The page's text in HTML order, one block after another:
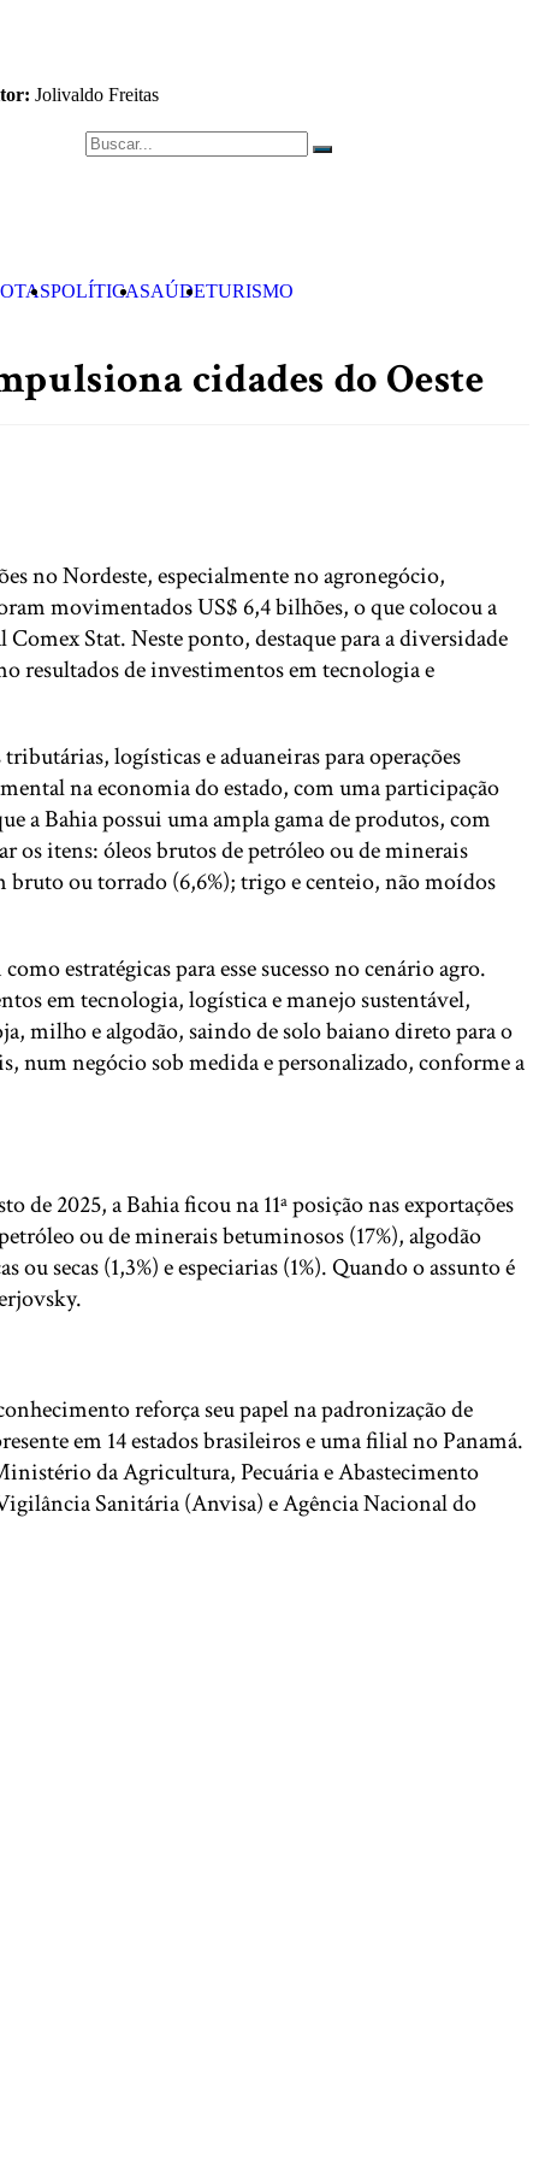
Jolivaldo Freitas
POLÍTICASAÚDETURISMO
cidades do Oeste
no Nordeste, especialmente no agronegócio,
movimentados US$ 6,4 bilhões, o que colocou a
Stat. Neste ponto, destaque para a diversidade
resultados de investimentos em tecnologia e
logísticas e aduaneiras para operações
na economia do estado, com uma participação
a Bahia possui uma ampla gama de produtos, com
os itens: óleos brutos de petróleo ou de minerais
bruto ou torrado (6,6%); trigo e centeio, não moídos
estratégicas para esse sucesso no cenário agro.
em tecnologia, logística e manejo sustentável,
milho e algodão, saindo de solo baiano direto para o
num negócio sob medida e personalizado, conforme a
2025, a Bahia ficou na 11ª posição nas exportações
ou de minerais betuminosos (17%), algodão
secas (1,3%) e especiarias (1%). Quando o assunto é
reforça seu papel na padronização de
em 14 estados brasileiros e uma filial no Panamá.
da Agricultura, Pecuária e Abastecimento
Sanitária (Anvisa) e Agência Nacional do